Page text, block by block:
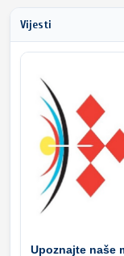
Vijesti
Upoznajte naše